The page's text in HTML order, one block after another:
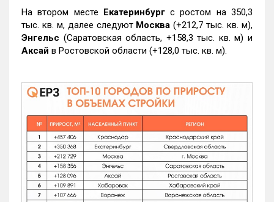
На втором месте Екатеринбургс ростом на 350,3
тыс. кв. м, далее следуют Москва (+212,7 тыс. кв. м),
Энгельс (Саратовская область, +158,3 тыс. кв. м) и
Аксай в Ростовской области (+128,0 тыс. кв. м).